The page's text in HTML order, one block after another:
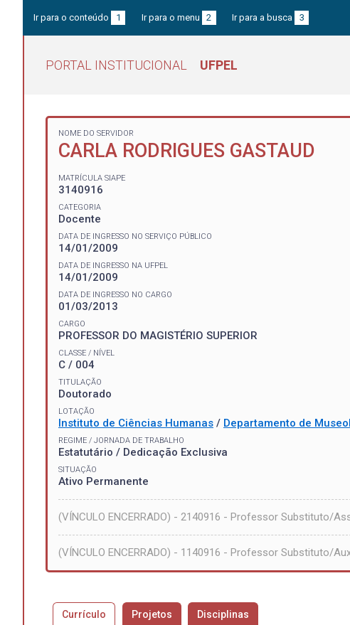
Ir para o conteúdo 1 Ir para o menu 2 Ir para a busca 3
PORTAL INSTITUCIONAL UFPEL
NOME DO SERVIDOR
CARLA RODRIGUES GASTAUD
MATRÍCULA SIAPE
3140916
CATEGORIA
Docente
DATA DE INGRESSO NO SERVIÇO PÚBLICO
14/01/2009
DATA DE INGRESSO NA UFPEL
14/01/2009
DATA DE INGRESSO NO CARGO
01/03/2013
CARGO
PROFESSOR DO MAGISTÉRIO SUPERIOR
CLASSE / NÍVEL
C / 004
TITULAÇÃO
Doutorado
LOTAÇÃO
Instituto de Ciências Humanas / Departamento de
REGIME / JORNADA DE TRABALHO
Estatutário / Dedicação Exclusiva
SITUAÇÃO
Ativo Permanente
(VÍNCULO ENCERRADO) - 2140916 - Professor Substituto/
(VÍNCULO ENCERRADO) - 1140916 - Professor Substituto/
Currículo Projetos Disciplinas